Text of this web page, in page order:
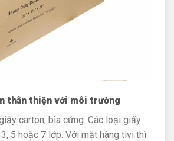
thân thiện với môi trường
carton, bìa cứng. Các loại giấy
5 hoặc 7 lớp. Với mặt hàng tivi thì